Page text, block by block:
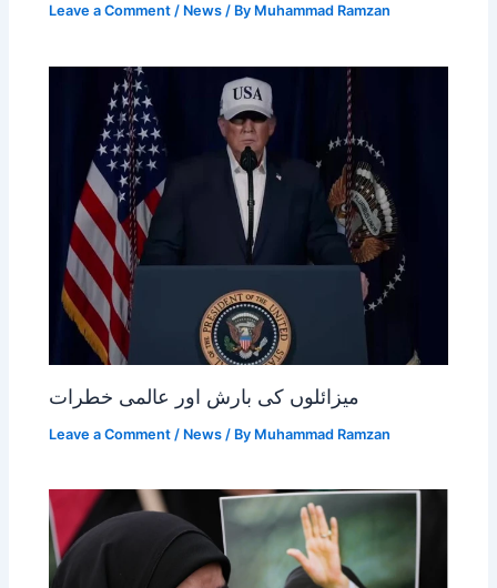
Leave a Comment / News / By Muhammad Ramzan
میزائلوں کی بارش اور عالمی خطرات
Leave a Comment / News / By Muhammad Ramzan